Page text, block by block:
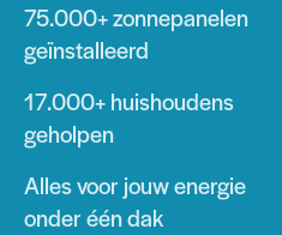
75.000+zonnepanelen
geïnstalleerd
17.000+huishoudens
geholpen
Alles voor jouw energie
onder één dak